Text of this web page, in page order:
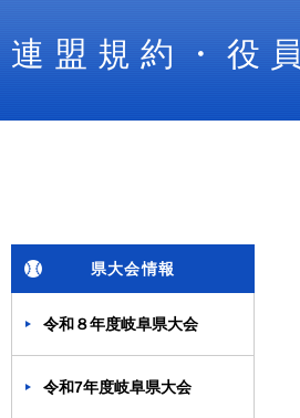
連盟規約・役員
県大会情報
令和８年度岐阜県大会
令和7年度岐阜県大会